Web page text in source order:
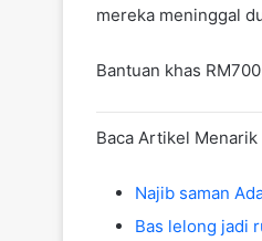
mereka meninggal
Bantuan khas
Baca Artikel Menarik
Najib saman
Bas lelong jadi